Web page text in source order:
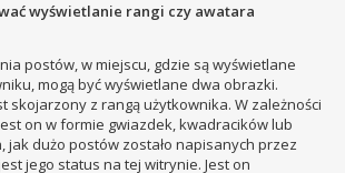
wyświetlanie rangi czy awatara
postów, w miejscu, gdzie są wyświetlane
mogą być wyświetlane dwa obrazki.
skojarzony z rangą użytkownika. W zależności
on w formie gwiazdek, kwadracików lub
jak dużo postów zostało napisanych przez
jego status na tej witrynie. Jest on